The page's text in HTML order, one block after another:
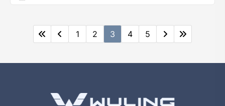
1 2 3 4 5